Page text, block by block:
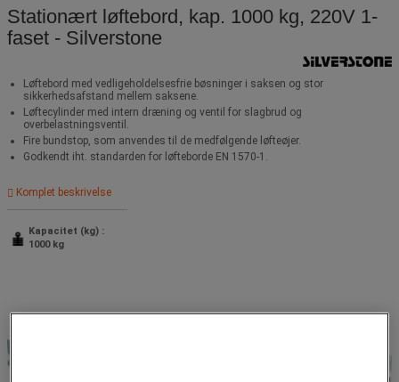
Stationært løftebord, kap. 1000 kg, 220V 1-
faset - Silverstone
Løftebord med vedligeholdelsesfrie bøsninger i saksen og stor
sikkerhedsafstand mellem saksene.
Løftecylinder med intern dræning og ventil for slagbrud og
overbelastningsventil.
Fire bundstop, som anvendes til de medfølgende løfteøjer.
Godkendt iht. standarden for løfteborde EN 1570-1.
Komplet beskrivelse
Kapacitet (kg) :
1000 kg